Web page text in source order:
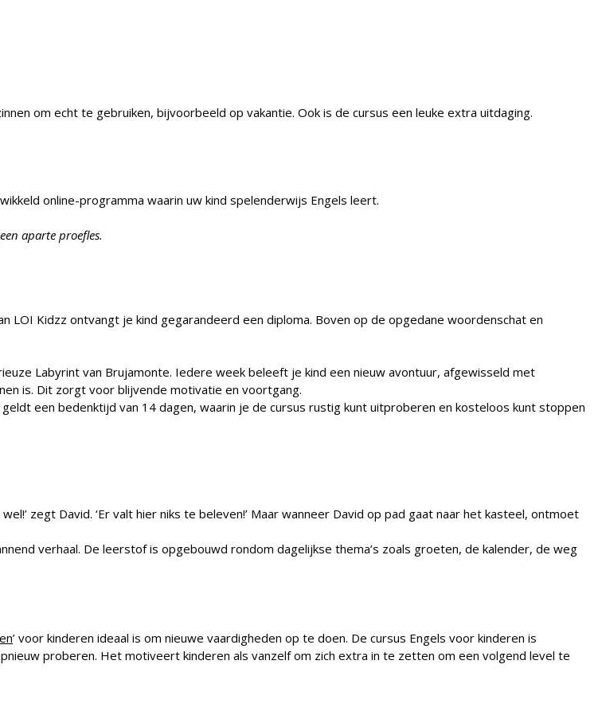
om echt te gebruiken, bijvoorbeeld op vakantie. Ook is de cursus een leuke extra uitdaging.
online-programma waarin uw kind spelenderwijs Engels leert.
aparte proefles.
LOI Kidzz ontvangt je kind gegarandeerd een diploma. Boven op de opgedane woordenschat en
Labyrint van Brujamonte. Iedere week beleeft je kind een nieuw avontuur, afgewisseld met
is. Dit zorgt voor blijvende motivatie en voortgang.
een bedenktijd van 14 dagen, waarin je de cursus rustig kunt uitproberen en kosteloos kunt stoppen
zegt David. ‘Er valt hier niks te beleven!’ Maar wanneer David op pad gaat naar het kasteel, ontmoet
verhaal. De leerstof is opgebouwd rondom dagelijkse thema’s zoals groeten, de kalender, de weg
’ voor kinderen ideaal is om nieuwe vaardigheden op te doen. De cursus Engels voor kinderen is
proberen. Het motiveert kinderen als vanzelf om zich extra in te zetten om een volgend level te